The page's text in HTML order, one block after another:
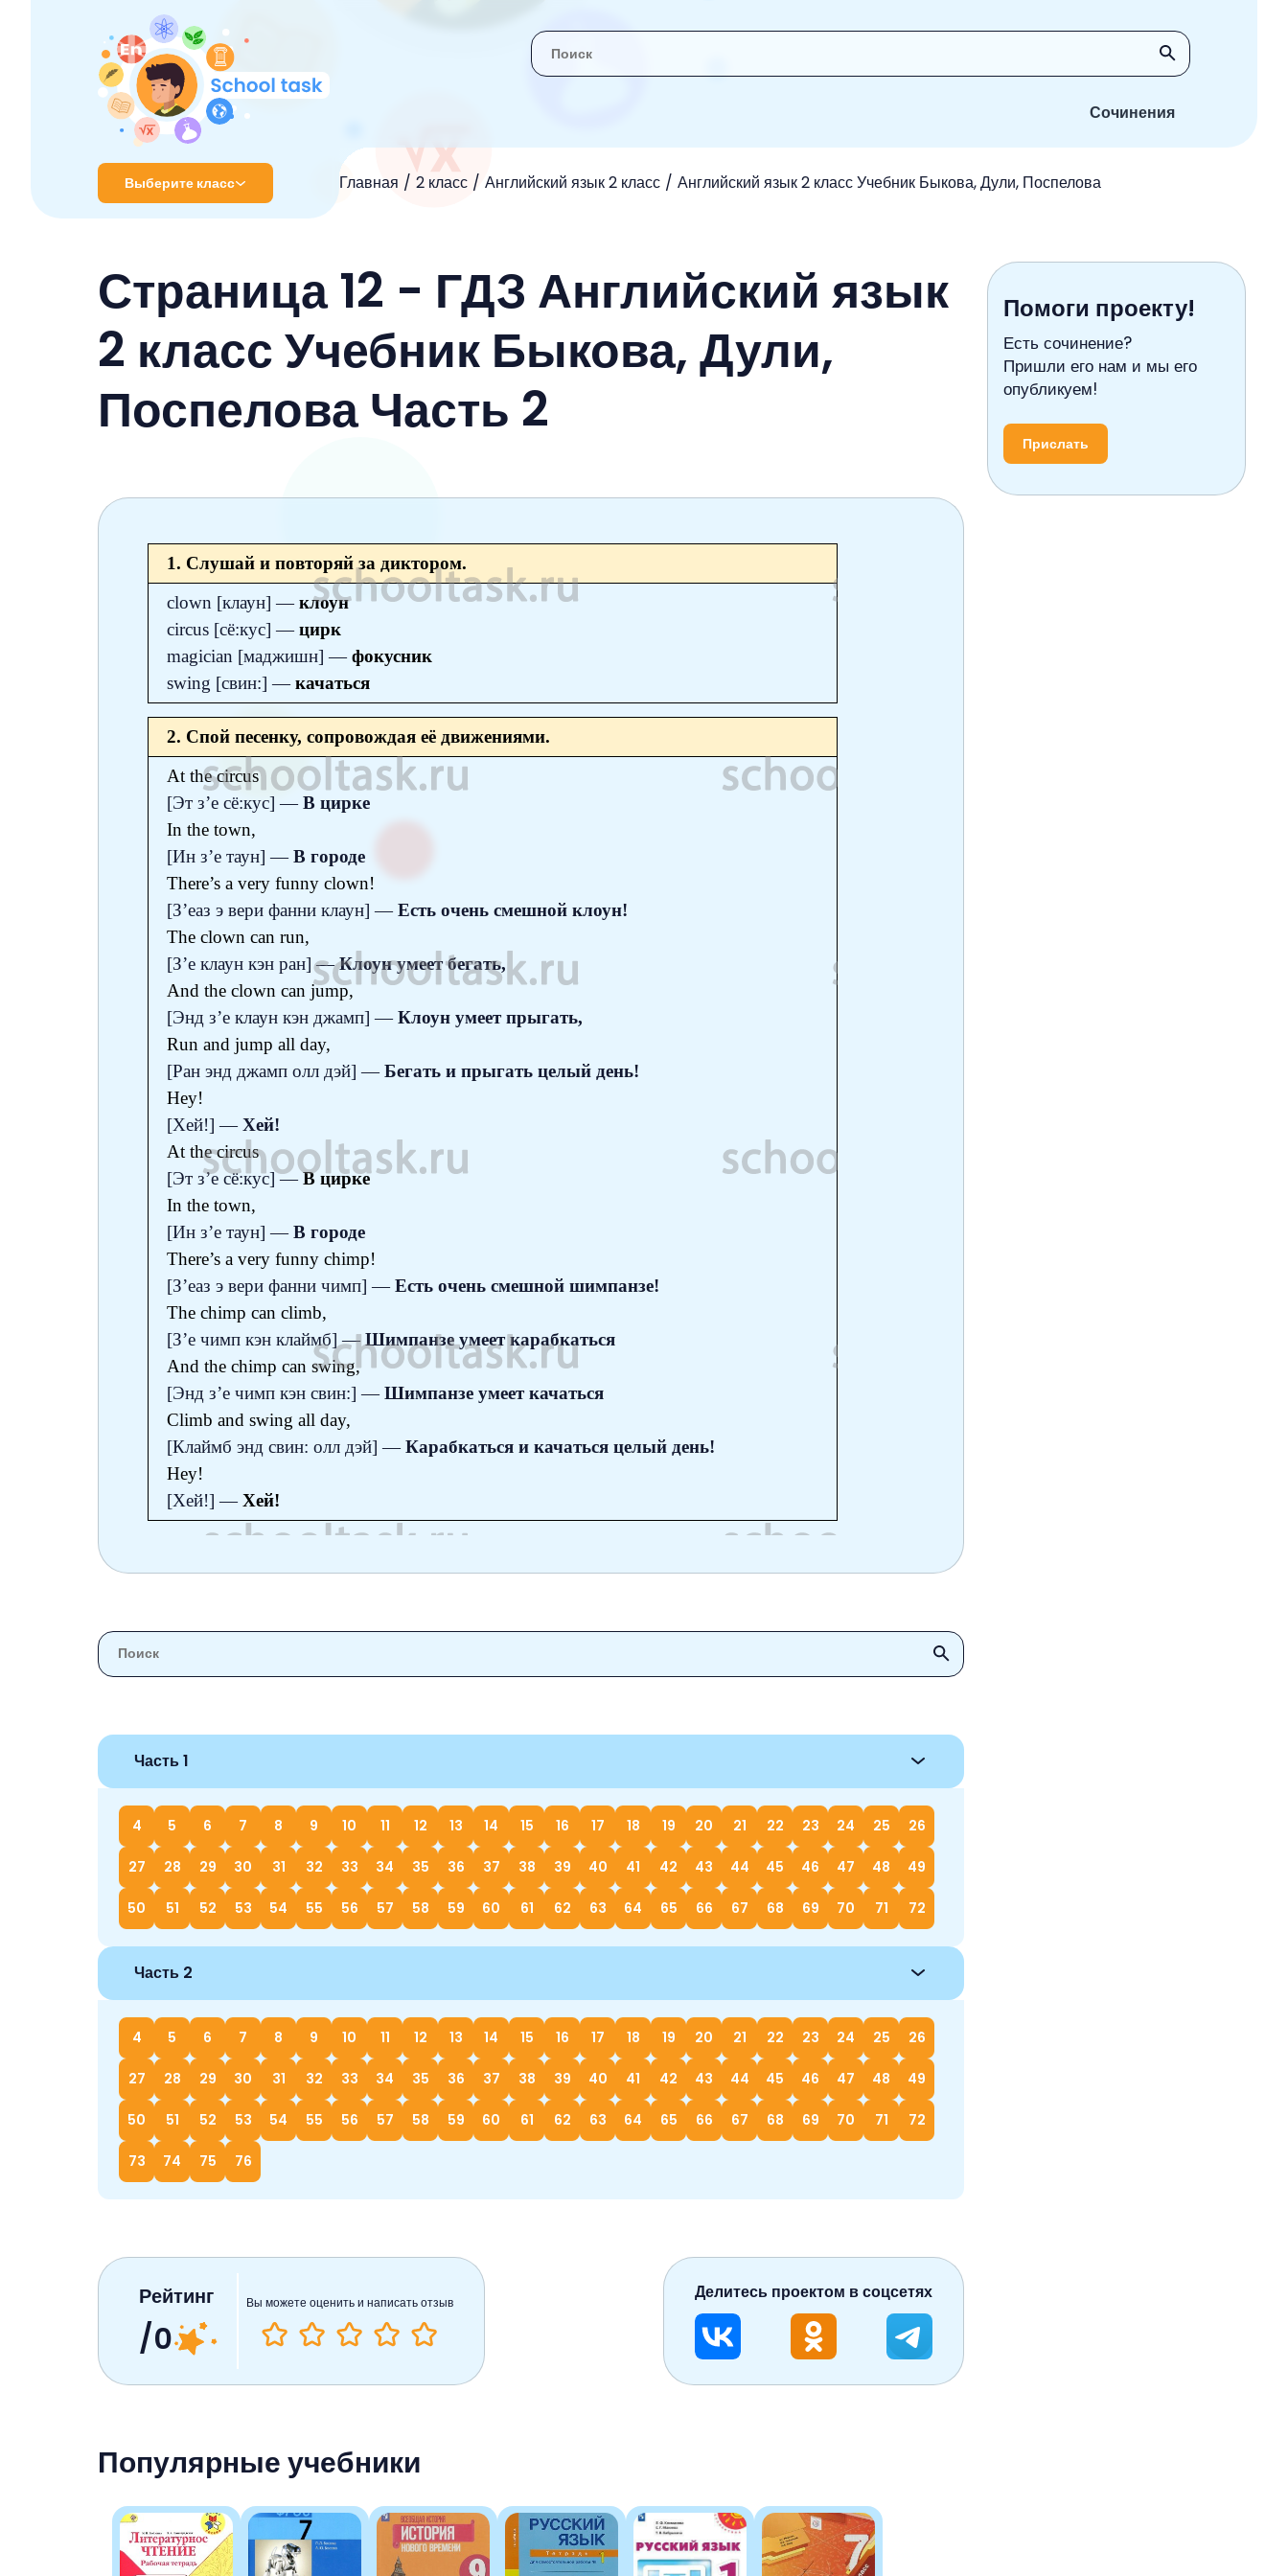
Сочинения
Выберите класс Главная 2 класс Английский язык 2 класс Английский язык 2 класс Учебник Быкова, Дули, Поспелова
2 класс
3 класс
4 класс
5 класс
10 класс
Страница 12 - ГДЗ Английский язык
2 класс Учебник Быкова, Дули,
Поспелова Часть 2
1. Слушай и повторяй за диктором.
clown [клаун] —клоун
circus [сё:кус] —цирк
magician [маджишн] —фокусник
swing [свин:] —качаться
2. Спой песенку, сопровождая её движениями.
At the circus
[Эт з’е сё:кус] —B цирке
In the town,
[Ин з’е таун] —В городе
There’s a very funny clown!
[З’еаз э вери фанни клаун] —Есть очень смешной клоун!
The clown can run,
[З’е клаун кэн ран] —Клоун умеет бегать,
And the clown can jump,
[Энд з’е клаун кэн джамп] —Клоун умеет прыгать,
Run and jump all day,
[Ран энд джамп олл дэй] —Бегать и прыгать целый день!
Hey!
[Хей!] —Хей!
At the circus
[Эт з’е сё:кус] —B цирке
In the town,
[Ин з’е таун] —В городе
There’s a very funny chimp!
[З’еаз э вери фанни чимп] —Есть очень смешной шимпанзе!
The chimp can climb,
[З’е чимп кэн клаймб] —Шимпанзе умеет карабкаться
And the chimp can swing,
[Энд з’е чимп кэн свин:] —Шимпанзе умеет качаться
Climb and swing all day,
[Клаймб энд свин: олл дэй] —Карабкаться и качаться целый день!
Hey!
[Хей!] —Хей!
Часть 1
4 5 6 7 8 9 10 11 12 13 14 15 16 17 18 19 20 21 22 23 24 25 26
27 28 29 30 31 32 33 34 35 36 37 38 39 40 41 42 43 44 45 46 47 48 49
50 51 52 53 54 55 56 57 58 59 60 61 62 63 64 65 66 67 68 69 70 71 72
Часть 2
4 5 6 7 8 9 10 11 12 13 14 15 16 17 18 19 20 21 22 23 24 25 26
27 28 29 30 31 32 33 34 35 36 37 38 39 40 41 42 43 44 45 46 47 48 49
50 51 52 53 54 55 56 57 58 59 60 61 62 63 64 65 66 67 68 69 70 71 72
73 74 75 76
Популярные учебники
Рейтинг
/0
Вы можете оценить и написать отзыв Делитесь проектом в соцсетях
Помоги проекту!
Есть сочинение?
Пришли его нам и мы его
опубликуем!
Прислать